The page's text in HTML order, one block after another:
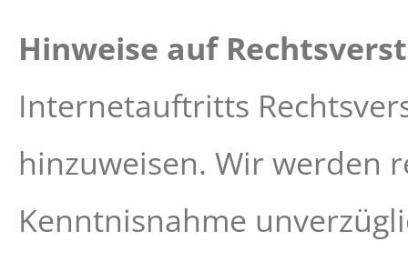
Hinweise auf
Internetauftritts
hinzuweisen. Wir werden
Kenntnisnahme